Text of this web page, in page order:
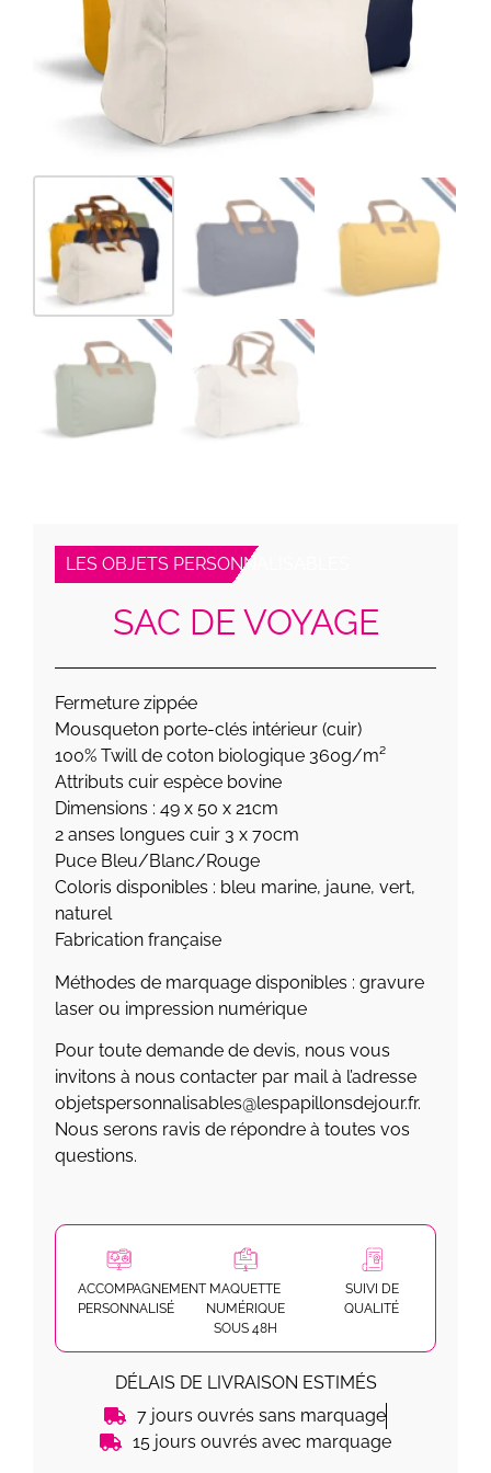
LES OBJETS PERSONNALISABLES
SAC DE VOYAGE
Fermeture zippée
Mousqueton porte-clés intérieur (cuir)
100% Twill de coton biologique 360g/m²
Attributs cuir espèce bovine
Dimensions : 49 x 50 x 21cm
2 anses longues cuir 3 x 70cm
Puce Bleu/Blanc/Rouge
Coloris disponibles : bleu marine, jaune, vert,
naturel
Fabrication française
Méthodes de marquage disponibles : gravure
laser ou impression numérique
Pour toute demande de devis, nous vous
invitons à nous contacter par mail à l’adresse
objetspersonnalisables@lespapillonsdejour.fr.
Nous serons ravis de répondre à toutes vos
questions.
ACCOMPAGNEMENT
PERSONNALISÉ
MAQUETTE
NUMÉRIQUE
SOUS 48H
SUIVI DE
QUALITÉ
DÉLAIS DE LIVRAISON ESTIMÉS
7 jours ouvrés sans marquage
15 jours ouvrés avec marquage